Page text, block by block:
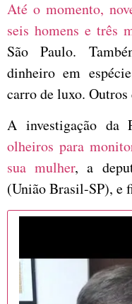
Até o momento,
seis homens e três
São Paulo.
dinheiro em
carro de luxo. Outros
A investigação da
olheiros para
sua mulher, a
(União Brasil-SP), e